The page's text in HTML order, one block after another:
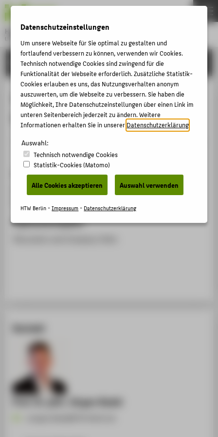
Hochschule für Technik und Wirtschaft Berlin
University of Applied Sciences
Menu
FORSCHUNG
International Apprenticeship / Skill
Formation
Veranstaltungsbeitrag › Sonstiger Veranstaltungsbeitrag
› 2014
Veranstaltung
Study Visit - University of South Florida
Ergänzende Angaben
Kontakt
Prof. Dr. phil. Jürgen Radel
THEMEN
HOCHSCHULE
CAMPUS
STUDIUM
LEHRE
KARRIERE
INTERNATIONAL
INFORMATIONEN FÜR
STUDIENINTERESSIERTE
ÜBER DIE HTW BERLIN
Datenschutzeinstellungen
Um unsere Webseite für Sie optimal zu gestalten und
fortlaufend verbessern zu können, verwenden wir Cookies.
Technisch notwendige Cookies sind zwingend für die
Funktionalität der Webseite erforderlich. Zusätzliche Statistik-
Cookies erlauben es uns, das Nutzungsverhalten anonym
auszuwerten, um die Webseite zu verbessern. Sie haben die
Möglichkeit, Ihre Datenschutzeinstellungen über einen Link im
unteren Seitenbereich jederzeit zu ändern. Weitere
Informationen erhalten Sie in unsererDatenschutzerklärung
Auswahl:
Technisch notwendige Cookies
Statistik-Cookies (Matomo)
Alle Cookies akzeptieren Auswahl verwenden
HTW Berlin -Impressum- Datenschutzerklärung